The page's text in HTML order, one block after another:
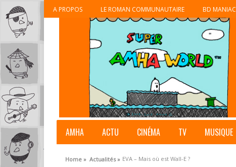
A PROPOS LE ROMAN COMMUNAUTAIRE BD MANIAC
AMHA ACTU CINÉMA TV MUSIQUE
Home » Actualités » EVA – Mais où est Wall-E ?